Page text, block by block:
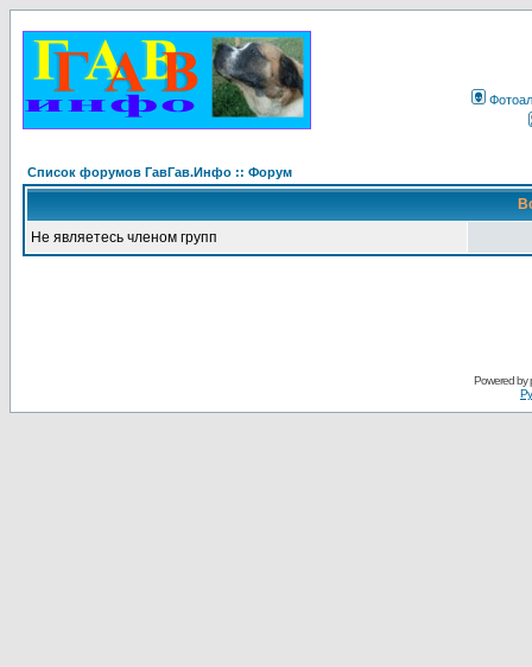
Список форумов ГавГав.Инфо :: Форум
Не являетесь членом групп
Powered by